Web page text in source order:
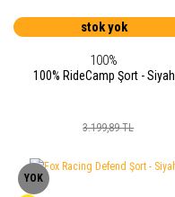
stok yok
100%
100% RideCamp Şort - Siyah
3.199,89 TL
YOK